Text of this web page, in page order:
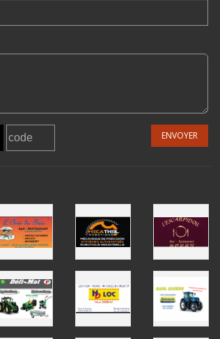
ENVOYER